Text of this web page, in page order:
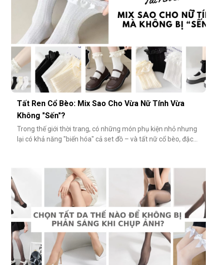
Tất Ren Cổ Bèo: Mix Sao Cho Vừa Nữ Tính Vừa
Không "Sến"?
Trong thế giới thời trang, có những món phụ kiện nhỏ nhưng
lại có khả năng "biến hóa" cả set đồ – và tất nữ cổ bèo, đặc
mác "sến súa" nếu không phối đúng cách. Vậy làm sao để